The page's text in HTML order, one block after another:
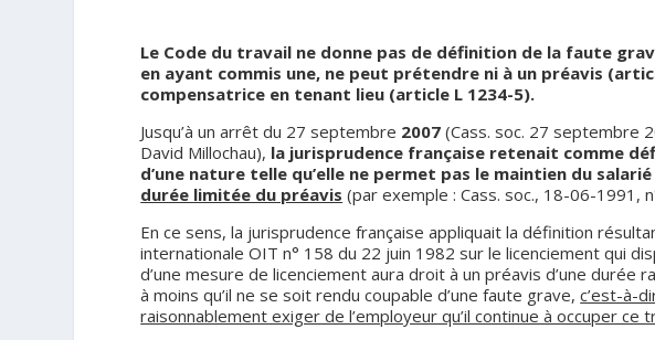
Le Code du travail ne donne pas de définition de la faute
en ayant commis une, ne peut prétendre ni à un préavis
compensatrice en tenant lieu (article L 1234-5).
Jusqu’à un arrêt du 27 septembre 2007 (Cass. soc. 27 septembre
David Millochau), la jurisprudence française retenait comme
d’une nature telle qu’elle ne permet pas le maintien du
durée limitée du préavis (par exemple : Cass. soc., 18-06-1991,
En ce sens, la jurisprudence française appliquait la définition
internationale OIT n° 158 du 22 juin 1982 sur le licenciement qui
d’une mesure de licenciement aura droit à un préavis d’une durée
à moins qu’il ne se soit rendu coupable d’une faute grave,c’est-à-
raisonnablement exiger de l’employeur qu’il continue à occuper